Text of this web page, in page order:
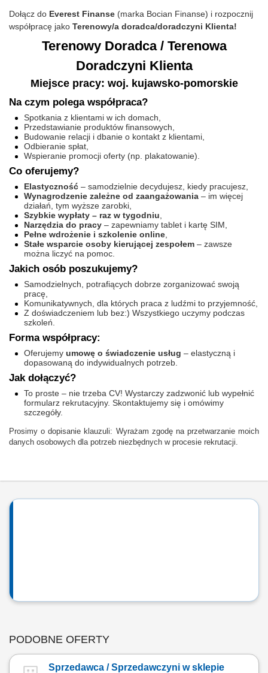
Dołącz do Everest Finanse (marka Bocian Finanse) i rozpocznij
współpracę jako Terenowy/a doradca/doradczyni Klienta!
Terenowy Doradca / Terenowa
Doradczyni Klienta
Miejsce pracy: woj. kujawsko-pomorskie
Na czym polega współpraca?
Spotkania z klientami w ich domach,
Przedstawianie produktów finansowych,
Budowanie relacji i dbanie o kontakt z klientami,
Odbieranie spłat,
Wspieranie promocji oferty (np. plakatowanie).
Co oferujemy?
Elastyczność – samodzielnie decydujesz, kiedy pracujesz,
Wynagrodzenie zależne od zaangażowania – im więcej
działań, tym wyższe zarobki,
Szybkie wypłaty – raz w tygodniu
Narzędzia do pracy – zapewniamy tablet i kartę SIM,
Pełne wdrożenie i szkolenie online
Stałe wsparcie osoby kierującej zespołem – zawsze
można liczyć na pomoc.
Jakich osób poszukujemy?
Samodzielnych, potrafiących dobrze zorganizować swoją
pracę,
Komunikatywnych, dla których praca z ludźmi to przyjemność,
Z doświadczeniem lub bez:) Wszystkiego uczymy podczas
szkoleń.
Forma współpracy:
Oferujemy umowę o świadczenie usług – elastyczną i
dopasowaną do indywidualnych potrzeb.
Jak dołączyć?
To proste – nie trzeba CV! Wystarczy zadzwonić lub wypełnić
formularz rekrutacyjny. Skontaktujemy się i omówimy
szczegóły.
Prosimy o dopisanie klauzuli: Wyrażam zgodę na przetwarzanie moich
danych osobowych dla potrzeb niezbędnych w procesie rekrutacji.
PODOBNE OFERTY
Sprzedawca / Sprzedawczyni w sklepie